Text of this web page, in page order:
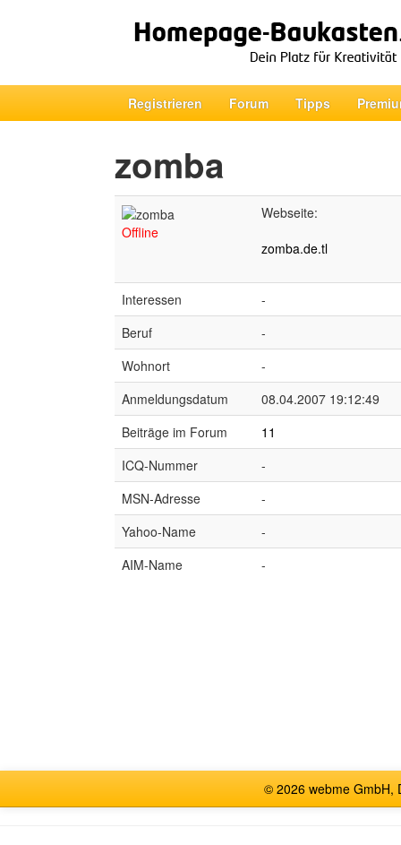
Registrieren Forum Tipps
zomba
Offline
Webseite:
zomba.de.tl
Interessen
-
Beruf
-
Wohnort
-
Anmeldungsdatum
08.04.2007 19:12:49
Beiträge im Forum
11
ICQ-Nummer
-
MSN-Adresse
-
Yahoo-Name
-
AIM-Name
-
© 2026 webme GmbH,